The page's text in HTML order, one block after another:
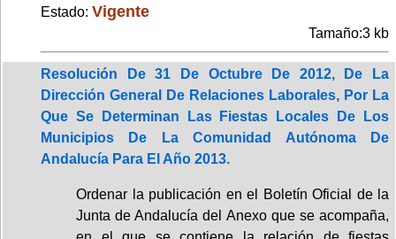
Estado: Vigente
Tamaño:3 kb
Resolución De 31 De Octubre De 2012, De La
Dirección General De Relaciones Laborales, Por La
Que Se Determinan Las Fiestas Locales De Los
Municipios De La Comunidad Autónoma De
Andalucía Para El Año 2013.
Ordenar la publicación en el Boletín Oficial de la
Junta de Andalucía del Anexo que se acompaña,